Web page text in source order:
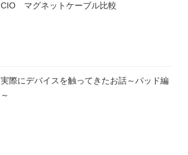
CIO マグネットケーブル比較
実際にデバイスを触ってきたお話～パッド編
～